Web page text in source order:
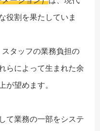
役割を果たしていま
タッフの業務負担の
らによって生まれた余
が望めます。
て業務の一部をシステ